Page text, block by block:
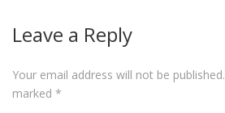
Leave a Reply
Your email address will not be published.
marked *